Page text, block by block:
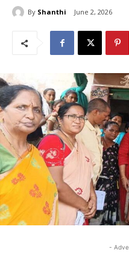
By Shanthi June 2, 2026
-